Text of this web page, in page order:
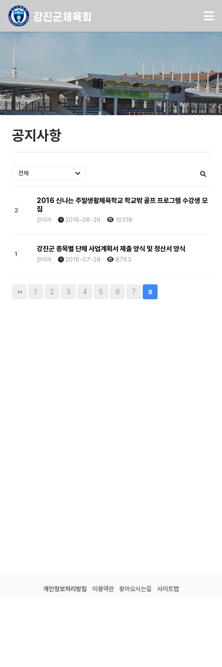
공지사항
2
2016 신나는 주말생활체육학교 학교밖 골프 프로그램 수강생 모
집
관리자 2016-08-26 10318
1
강진군 종목별 단체 사업계획서 제출 양식 및 정산서 양식
관리자 2016-07-28 8763
1 2 3 4 5 6 7 8
개인정보처리방침 이용약관 찾아오시는길 사이트맵